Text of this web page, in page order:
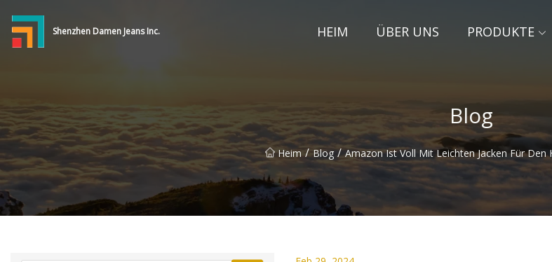
Shenzhen Damen Jeans Inc. HEIM ÜBER UNS PRODUKTE
Blog
Heim / Blog / Amazon Ist Voll Mit Leichten Jacken Für Den